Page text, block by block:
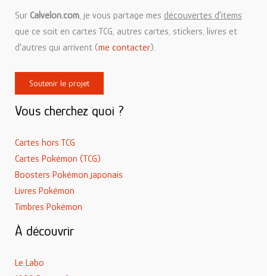
Sur Calvelon.com , je vous partage mes découvertes d'items
que ce soit en cartes TCG, autres cartes, stickers, livres et
d'autres qui arrivent (me contacter).
Soutenir le projet
Vous cherchez quoi ?
Cartes hors TCG
Cartes Pokémon (TCG)
Boosters Pokémon japonais
Livres Pokémon
Timbres Pokémon
À découvrir
Le Labo